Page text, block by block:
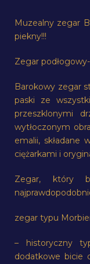
Muzealny zegar
piekny!!!
Zegar
Barokowy zegar
paski ze
przeszklonymi
wytłoczonym
emalii, składane
ciężarkami i
Zegar, który
zegar typu
– historyczny
dodatkowe bicie